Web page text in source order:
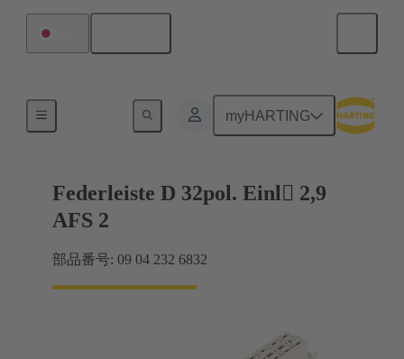
myHARTING
マザーボード ツー ドーターカード接続
Federleiste D 32pol. Einl 2,9
AFS 2
部品番号: 09 04 232 6832